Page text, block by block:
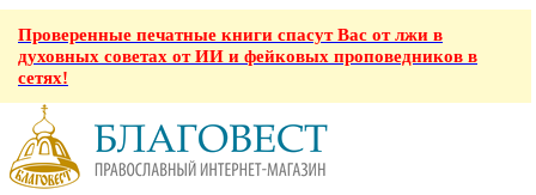
Проверенные печатные книги спасут Вас от лжи в
духовных советах от ИИ и фейковых проповедников в
сетях!